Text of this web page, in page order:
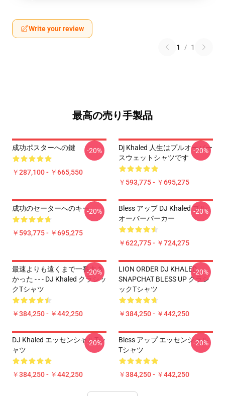
Write your review
1 / 1
最高の売り手製品
成功ポスターへの鍵
￥287,100 - ￥665,550
-20%
Dj Khaled 人生はプルオーバー
スウェットシャツです
￥593,775 - ￥695,275
-20%
成功のセーターへのキー
￥593,775 - ￥695,275
-20%
Bless アップ DJ Khaled プル
オーバーパーカー
￥622,775 - ￥724,275
-20%
最速よりも遠くまで一番大き
かった - - - DJ Khaled クラシッ
クTシャツ
￥384,250 - ￥442,250
-20%
LION ORDER DJ KHALED
SNAPCHAT BLESS UP クラシ
ックTシャツ
￥384,250 - ￥442,250
-20%
DJ Khaled エッセンシャルTシ
ャツ
￥384,250 - ￥442,250
-20%
Bless アップ エッセンシャル
Tシャツ
￥384,250 - ￥442,250
-20%